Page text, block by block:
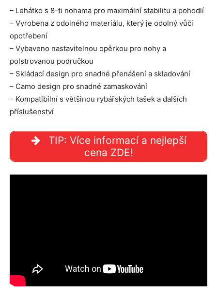
– Lehátko s 8-ti nohama pro maximální stabilitu a pohodlí
– Vyrobena z odolného materiálu, který je odolný vůči
opotřebení
– Vybaveno nastavitelnou opěrkou pro nohy a
polstrovanou područkou
– Skládací design pro snadné přenášení a skladování
– Camo design pro snadné zamaskování
– Kompatibilní s většinou rybářských tašek a dalších
příslušenství
TIP: Více informací a nejlepší
cena ZDE!